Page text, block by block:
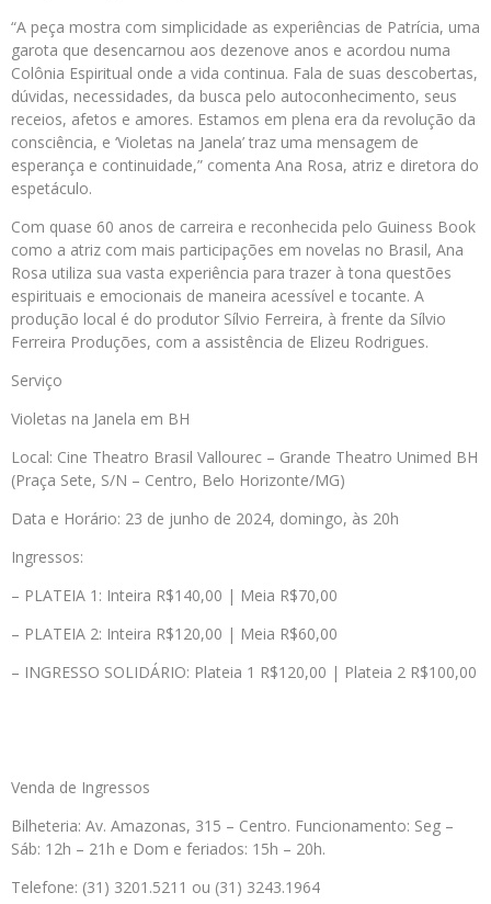
“A peça mostra com simplicidade as experiências de Patrícia, uma
garota que desencarnou aos dezenove anos e acordou numa
Colônia Espiritual onde a vida continua. Fala de suas descobertas,
dúvidas, necessidades, da busca pelo autoconhecimento, seus
receios, afetos e amores. Estamos em plena era da revolução da
consciência, e ‘Violetas na Janela’ traz uma mensagem de
esperança e continuidade,” comenta Ana Rosa, atriz e diretora do
espetáculo.
Com quase 60 anos de carreira e reconhecida pelo Guiness Book
como a atriz com mais participações em novelas no Brasil, Ana
Rosa utiliza sua vasta experiência para trazer à tona questões
espirituais e emocionais de maneira acessível e tocante. A
produção local é do produtor Sílvio Ferreira, à frente da Sílvio
Ferreira Produções, com a assistência de Elizeu Rodrigues.
Serviço
Violetas na Janela em BH
Local: Cine Theatro Brasil Vallourec – Grande Theatro Unimed BH
(Praça Sete, S/N – Centro, Belo Horizonte/MG)
Data e Horário: 23 de junho de 2024, domingo, às 20h
Ingressos:
– PLATEIA 1: Inteira R$140,00 | Meia R$70,00
– PLATEIA 2: Inteira R$120,00 | Meia R$60,00
– INGRESSO SOLIDÁRIO: Plateia 1 R$120,00 | Plateia 2 R$100,00
Venda de Ingressos
Bilheteria: Av. Amazonas, 315 – Centro. Funcionamento: Seg –
Sáb: 12h – 21h e Dom e feriados: 15h – 20h.
Telefone: (31) 3201.5211 ou (31) 3243.1964